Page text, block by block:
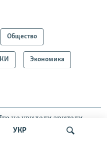
УКР
Общество
Экономика
не увидели зрители